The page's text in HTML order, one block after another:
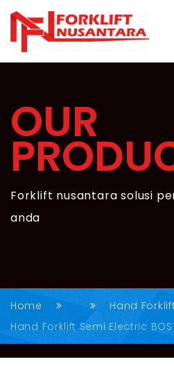
OUR
Forklift nusantara solusi
anda
Home
Hand
Hand Forklift Semi Electric